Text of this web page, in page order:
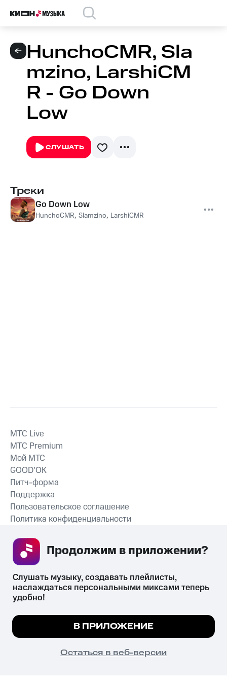
HunchoCMR, Sla
mzino, LarshiCM
R - Go Down
Low
СЛУШАТЬ
Треки
Go Down Low
HunchoCMR, Slamzino, LarshiCMR
СКАЧАТЬ ПРИЛОЖЕНИЕ
MTС Live
MTС Premium
Мой МТС
GOOD’OK
Питч-форма
Поддержка
Пользовательское соглашение
Политика конфиденциальности
психотропных веществ, их аналогов причиняет вред здоровью,
их незаконный оборот запрещён и влечёт установленную
законодательством ответственность.
© 2026 ООО «КИОН».
Все права защищены
Мы используем куки, чтобы на сайте все
Подробнее
ПОНЯТНО
Слушать музыку, создавать плейлисты,
наслаждаться персональными миксами теперь
удобно!
В ПРИЛОЖЕНИЕ
Остаться в веб-версии